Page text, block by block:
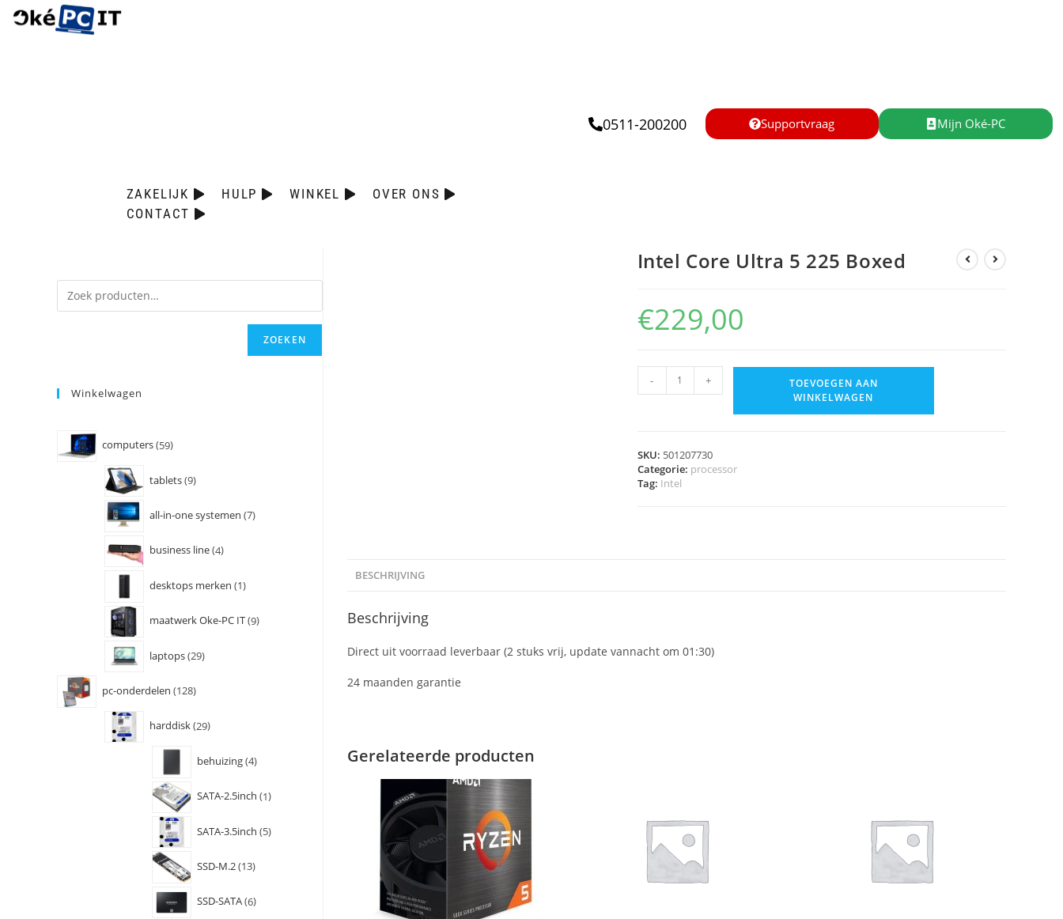
ZAKELIJK HULP WINKEL
OVER ONS
CONTACT
0511-200200 Supportvraag Mijn Oké-PC
Intel Core Ultra 5 225 Boxed
€229,00
- +
TOEVOEGEN AAN
WINKELWAGEN
SKU: 501207730
Categorie: processor
Tag: Intel
BESCHRIJVING
Beschrijving
Direct uit voorraad leverbaar (2 stuks vrij, update vannacht om 01:30)
24 maanden garantie
Gerelateerde producten
ZOEKEN
Winkelwagen
computers 59
tablets 9
all-in-one systemen 7
business line 4
desktops merken 1
maatwerk Oke-PC IT 9
laptops 29
pc-onderdelen 128
harddisk 29
behuizing 4
SATA-2.5inch 1
SATA-3.5inch 5
SSD-M.2 13
SSD-SATA 6